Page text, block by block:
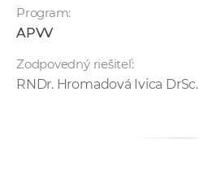
Program:
APVV
Zodpovedný riešiteľ:
RNDr. Hromadová Ivica DrSc.